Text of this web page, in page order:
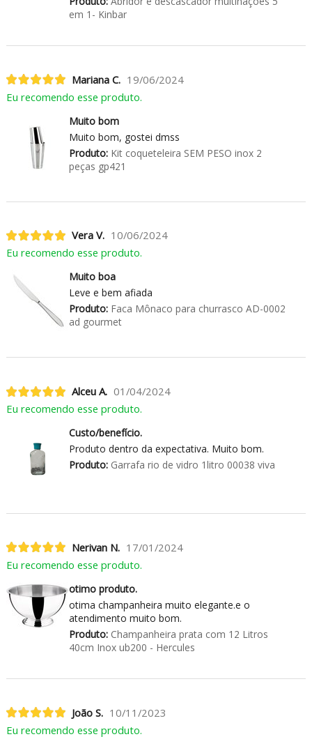
em 1- Kinbar
Mariana C. 19/06/2024
Eu recomendo esse produto.
Muito bom
Muito bom, gostei dmss
Produto:Kit coqueteleira SEM PESO inox 2
peças gp421
Vera V. 10/06/2024
Eu recomendo esse produto.
Muito boa
Leve e bem afiada
Produto:Faca Mônaco para churrasco AD-0002
ad gourmet
Alceu A. 01/04/2024
Eu recomendo esse produto.
Custo/benefício.
Produto dentro da expectativa. Muito bom.
Produto:Garrafa rio de vidro 1litro 00038 viva
Nerivan N. 17/01/2024
Eu recomendo esse produto.
otimo produto.
otima champanheira muito elegante.e o
atendimento muito bom.
Produto:Champanheira prata com 12 Litros
40cm Inox ub200 - Hercules
João S. 10/11/2023
Eu recomendo esse produto.